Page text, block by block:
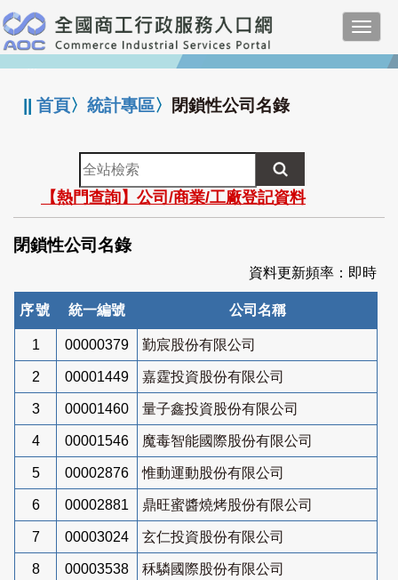
跳
到
主
要
:::
||首頁〉統計專區〉 閉鎖性公司名錄
全
站
檢
索
【熱門查詢】公司/商業/工廠登記資料
閉鎖性公司名錄
資料更新頻率：即時
序號 統一編號 公司名稱
1 00000379 勤宸股份有限公司
2 00001449 嘉霆投資股份有限公司
3 00001460 量子鑫投資股份有限公司
4 00001546 魔毒智能國際股份有限公司
5 00002876 惟動運動股份有限公司
6 00002881 鼎旺蜜醬燒烤股份有限公司
7 00003024 玄仁投資股份有限公司
8 00003538 秝驎國際股份有限公司